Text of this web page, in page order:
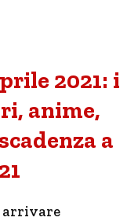
2021: i
anime,
a
arrivare